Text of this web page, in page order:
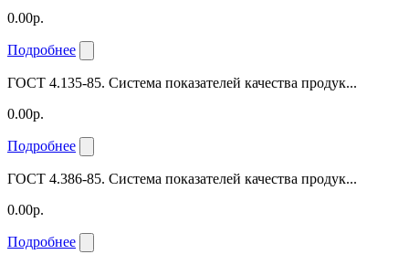
0.00р.
Подробнее
ГОСТ 4.135-85. Система показателей качества продук...
0.00р.
Подробнее
ГОСТ 4.386-85. Система показателей качества продук...
0.00р.
Подробнее